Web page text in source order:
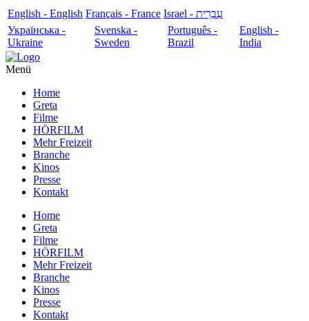
English - English Français - France
עִבְרִית - Israel
Українська -
Ukraine
Svenska -
Sweden
Português -
Brazil
English -
India
Menü
Home
Greta
Filme
HÖRFILM
Mehr Freizeit
Branche
Kinos
Presse
Kontakt
Home
Greta
Filme
HÖRFILM
Mehr Freizeit
Branche
Kinos
Presse
Kontakt